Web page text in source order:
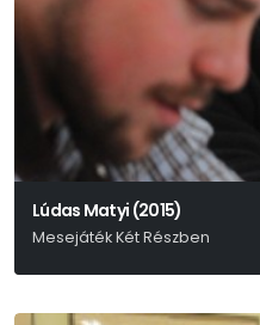
Lúdas Matyi (2015)
Mesejáték Két Részben